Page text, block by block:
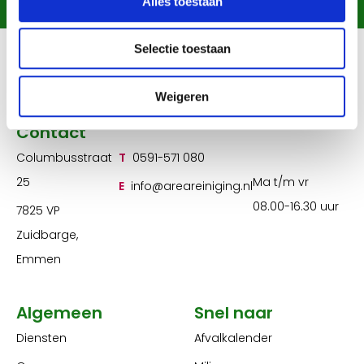
Selectie toestaan
Weigeren
Contact
Columbusstraat
25
7825 VP
Zuidbarge,
Emmen
T 0591-571 080
E info@areareiniging.nlMa t/m vr
08.00-16.30 uur
Algemeen
Diensten
Snel naar
Afvalkalender